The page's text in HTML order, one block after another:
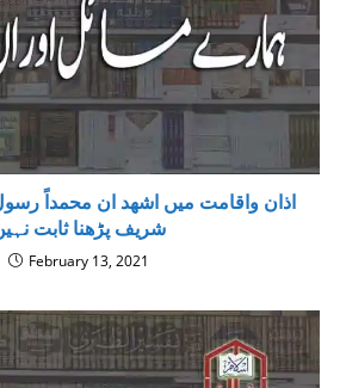
اذان واقامت میں اشھد ان محمداً
شریف پڑھنا ثابت
February 13, 2021